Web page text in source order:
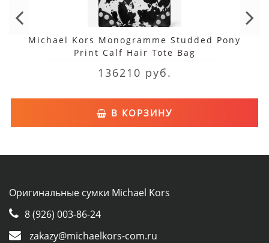
Michael Kors Monogramme Studded Pony
Print Calf Hair Tote Bag
136210 руб.
В КОРЗИНУ
Оригинальные сумки Michael Kors
8 (926) 003-86-24
zakazy@michaelkors-com.ru